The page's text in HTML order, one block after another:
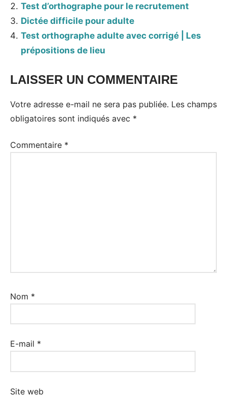
Test d’orthographe pour le recrutement
Dictée difficile pour adulte
Test orthographe adulte avec corrigé | Les
prépositions de lieu
LAISSER UN COMMENTAIRE
Votre adresse e-mail ne sera pas publiée. Les champs
obligatoires sont indiqués avec *
Commentaire *
Nom *
E-mail *
Site web